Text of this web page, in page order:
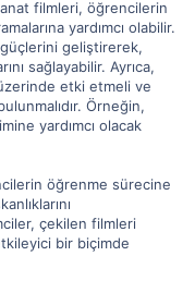
filmleri, öğrencilerin
yardımcı olabilir.
geliştirerek,
sağlayabilir. Ayrıca,
etki etmeli ve
Örneğin,
yardımcı olacak
öğrenme sürecine
çekilen filmleri
bir biçimde